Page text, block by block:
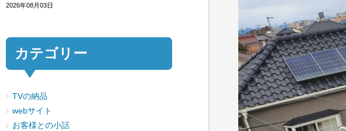
2026年08月03日
カテゴリー
TVの納品
webサイト
お客様との小話